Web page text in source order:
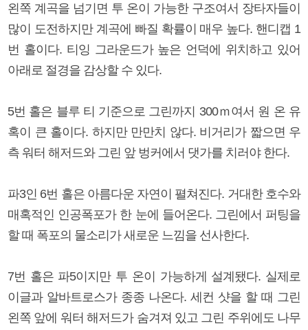
왼쪽 계곡을 넘기면 투 온이 가능한 구조여서 장타자들이
많이 도전하지만 계곡에 빠질 확률이 매우 높다. 핸디캡 1
번 홀이다. 티잉 그라운드가 높은 언덕에 위치하고 있어
아래로 절경을 감상할 수 있다.
5번 홀은 블루 티 기준으로 그린까지 300ｍ여서 원 온 유
혹이 큰 홀이다. 하지만 만만치 않다. 비거리가 짧으면 우
측 워터 해저드와 그린 앞 벙커에서 댓가를 치러야 한다.
파3인 6번 홀은 아름다운 자연이 펼쳐진다. 거대한 호수와
매혹적인 인공폭포가 한 눈에 들어온다. 그린에서 퍼팅을
할 때 폭포의 물소리가 새로운 느낌을 선사한다.
7번 홀은 파5이지만 투 온이 가능하게 설계됐다. 실제로
이글과 알바트로스가 종종 나온다. 세컨 샷을 할 때 그린
왼쪽 앞에 워터 해저드가 숨겨져 있고 그린 주위에도 나무